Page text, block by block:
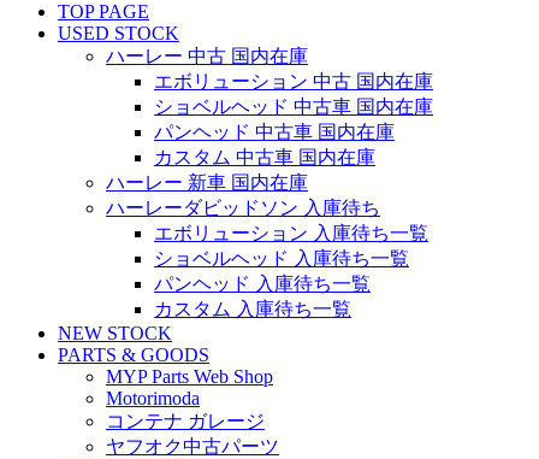
TOP PAGE
USED STOCK
ハーレー 中古 国内在庫
エボリューション 中古 国内在庫
ショベルヘッド 中古車 国内在庫
パンヘッド 中古車 国内在庫
カスタム 中古車 国内在庫
ハーレー 新車 国内在庫
ハーレーダビッドソン 入庫待ち
エボリューション 入庫待ち一覧
ショベルヘッド 入庫待ち一覧
パンヘッド 入庫待ち一覧
カスタム 入庫待ち一覧
NEW STOCK
PARTS & GOODS
MYP Parts Web Shop
Motorimoda
コンテナ ガレージ
ヤフオク中古パーツ